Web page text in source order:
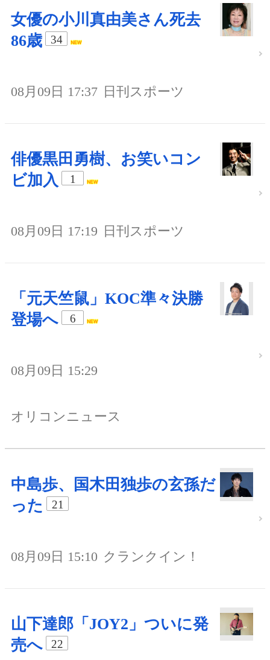
女優の小川真由美さん死去
86歳
34
08月09日 17:37 日刊スポーツ
俳優黒田勇樹、お笑いコン
ビ加入
1
08月09日 17:19 日刊スポーツ
「元天竺鼠」KOC準々決勝
登場へ
6
08月09日 15:29
オリコンニュース
中島歩、国木田独歩の玄孫だ
った
21
08月09日 15:10 クランクイン！
山下達郎「JOY2」ついに発
売へ
22